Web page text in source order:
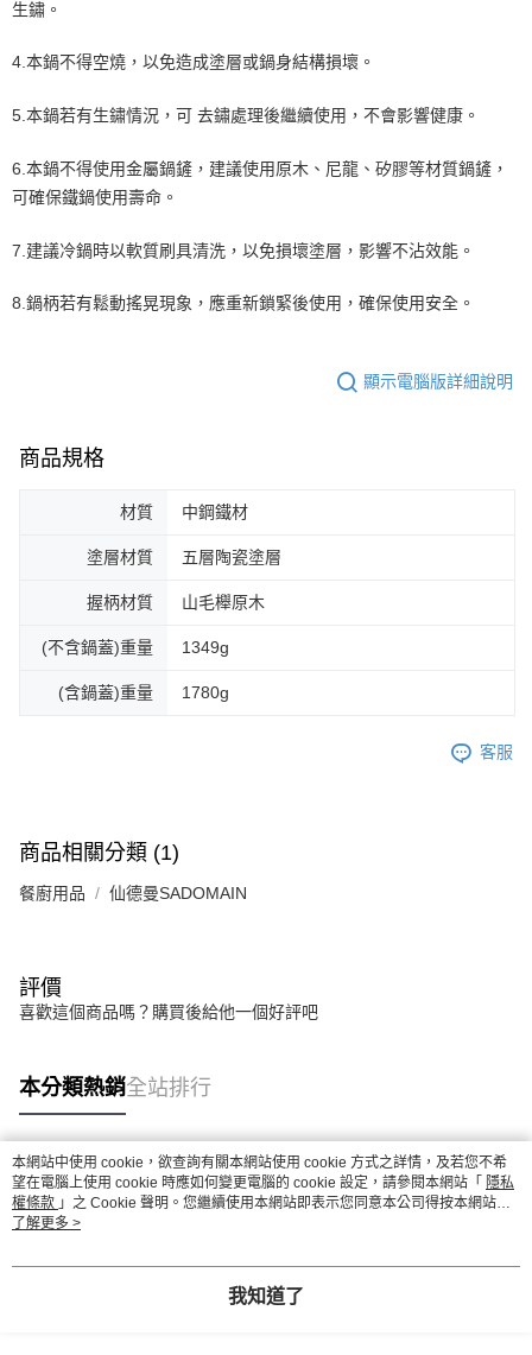
生鏽。
4.本鍋不得空燒，以免造成塗層或鍋身結構損壞。
5.本鍋若有生鏽情況，可 去鏽處理後繼續使用，不會影響健康。
6.本鍋不得使用金屬鍋鏟，建議使用原木、尼龍、矽膠等材質鍋鏟，
可確保鐵鍋使用壽命。
7.建議冷鍋時以軟質刷具清洗，以免損壞塗層，影響不沾效能。
8.鍋柄若有鬆動搖晃現象，應重新鎖緊後使用，確保使用安全。
顯示電腦版詳細說明
商品規格
材質 中鋼鐵材
塗層材質 五層陶瓷塗層
握柄材質 山毛櫸原木
(不含鍋蓋)重量 1349g
(含鍋蓋)重量 1780g
客服
商品相關分類 (1)
餐廚用品 仙德曼SADOMAIN
評價
喜歡這個商品嗎？購買後給他一個好評吧
本分類熱銷全站排行
熱門標籤
本網站中使用 cookie，欲查詢有關本網站使用 cookie 方式之詳情，及若您不希
望在電腦上使用 cookie 時應如何變更電腦的 cookie 設定，請參閱本網站「 隱私
權條款 」之 Cookie 聲明。您繼續使用本網站即表示您同意本公司得按本網站使
用條款之 Cookie 聲明使用 cookie。
了解更多 >
我知道了